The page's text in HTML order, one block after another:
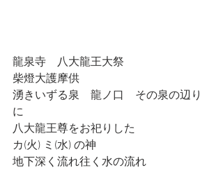
龍泉寺　八大龍王大祭
柴燈大護摩供
湧きいずる泉　龍ノ口　その泉の辺り
に
八大龍王尊をお祀りした
カ(火) ミ(水) の神
地下深く流れ往く水の流れ